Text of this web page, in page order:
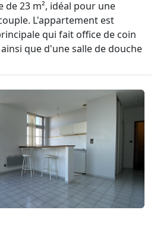
23 m², idéal pour une
L'appartement est
qui fait office de coin
que d'une salle de douche